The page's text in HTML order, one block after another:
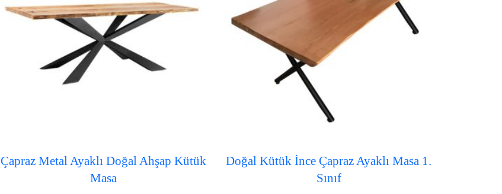
Çapraz Metal Ayaklı Doğal Ahşap Kütük
Masa
Doğal Kütük İnce Çapraz Ayaklı Masa 1.
Sınıf